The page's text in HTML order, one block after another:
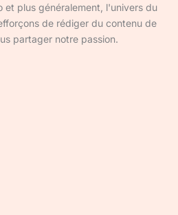
et plus généralement, l'univers du
de rédiger du contenu de
partager notre passion.